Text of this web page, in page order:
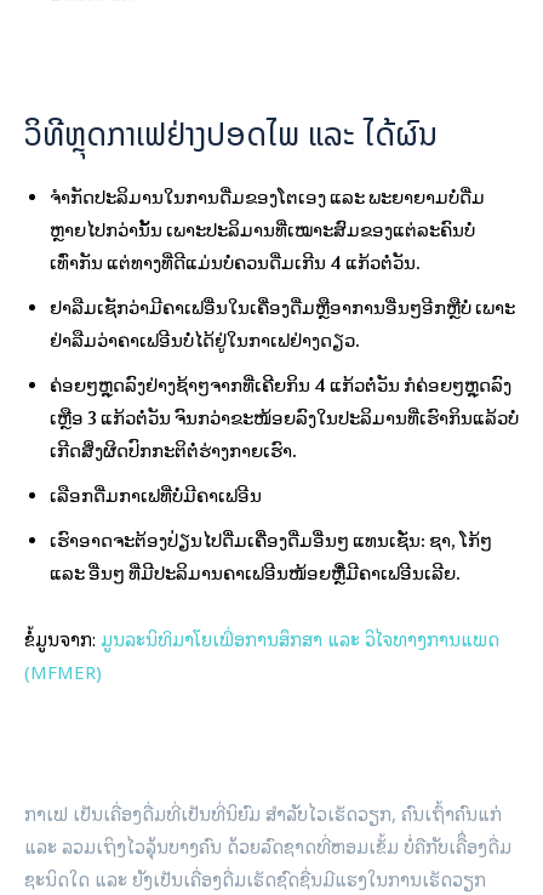
ວິທີຫຼຸດກາເຟຢ່າງປອດໄພ ແລະ ໄດ້ຜົນ
ຈຳກັດປະລິມານໃນການດື່ມຂອງໂຕເອງ ແລະ ພະຍາຍາມບໍ່ດື່ມ
ຫຼາຍໄປກວ່ານັ້ນ ເພາະປະລິມານທີ່ເໝາະສົມຂອງແຕ່ລະຄົນບໍ່
ເທົ່າກັນ ແຕ່ທາງທີ່ດີແມ່ນບໍ່ຄວນດື່ມເກີນ 4 ແກ້ວຕໍ່ວັນ.
ຢາລືມເຊັກວ່າມີຄາເຟອື່ນໃນເຄື່ອງດື່ມຫຼືອາການອື່ນໆອີກຫຼືບໍ່ ເພາະ
ຢ່າລືມວ່າຄາເຟອີນບໍ່ໄດ້ຢູ່ໃນກາເຟຢ່າງດຽວ.
ຄ່ອຍໆຫຼຸດລົງຢ່າງຊ້າໆຈາກທີ່ເຄີຍກິນ 4 ແກ້ວຕໍ່ວັນ ກໍຄ່ອຍໆຫຼຸດລົງ
ເຫຼືອ 3 ແກ້ວຕໍ່ວັນ ຈົນກວ່າຂະໜ້ອຍລົງໃນປະລິມານທີ່ເຮົາກິນແລ້ວບໍ່
ເກີດສິ່ງຜິດປົກກະຕິຕໍ່ຮ່າງກາຍເຮົາ.
ເລືອກດື່ມກາເຟທີ່ບໍ່ມີຄາເຟອີນ
ເຮົາອາດຈະຕ້ອງປ່ຽນໄປດື່ມເຄື່ອງດື່ມອື່ນໆ ແທນເຊັ່ນ: ຊາ, ໂກ້ໆ
ແລະ ອື່ນໆ ທີ່ມີປະລິມານຄາເຟອີນໜ້ອຍຫຼືໍ່ມີຄາເຟອີນເລີຍ.
ຂໍ້ມູນຈາກ: ມູນລະນິທິມາໂຍເພື່ອການສຶກສາ ແລະ ວິໄຈທາງການແພດ
(MFMER)
ກາເຟ ເປັນເຄື່ອງດື່ມທີ່ເປັນທີ່ນິຍົມ ສຳລັບໄວເຮັດວຽກ, ຄົນເຖົ້າຄົນແກ່
ແລະ ລວມເຖິງໄວລຸ້ນບາງຄົນ ດ້ວຍລົດຊາດທີ່ຫອມເຂັ້ມ ບໍ່ຄືກັບເຄືຶ່ອງດື່ມ
ຊະນິດໃດ ແລະ ຍັງເປັນເຄື່ອງດື່ມເຮັດຊົດຊື່ນມີແຮງໃນການເຮັດວຽກ